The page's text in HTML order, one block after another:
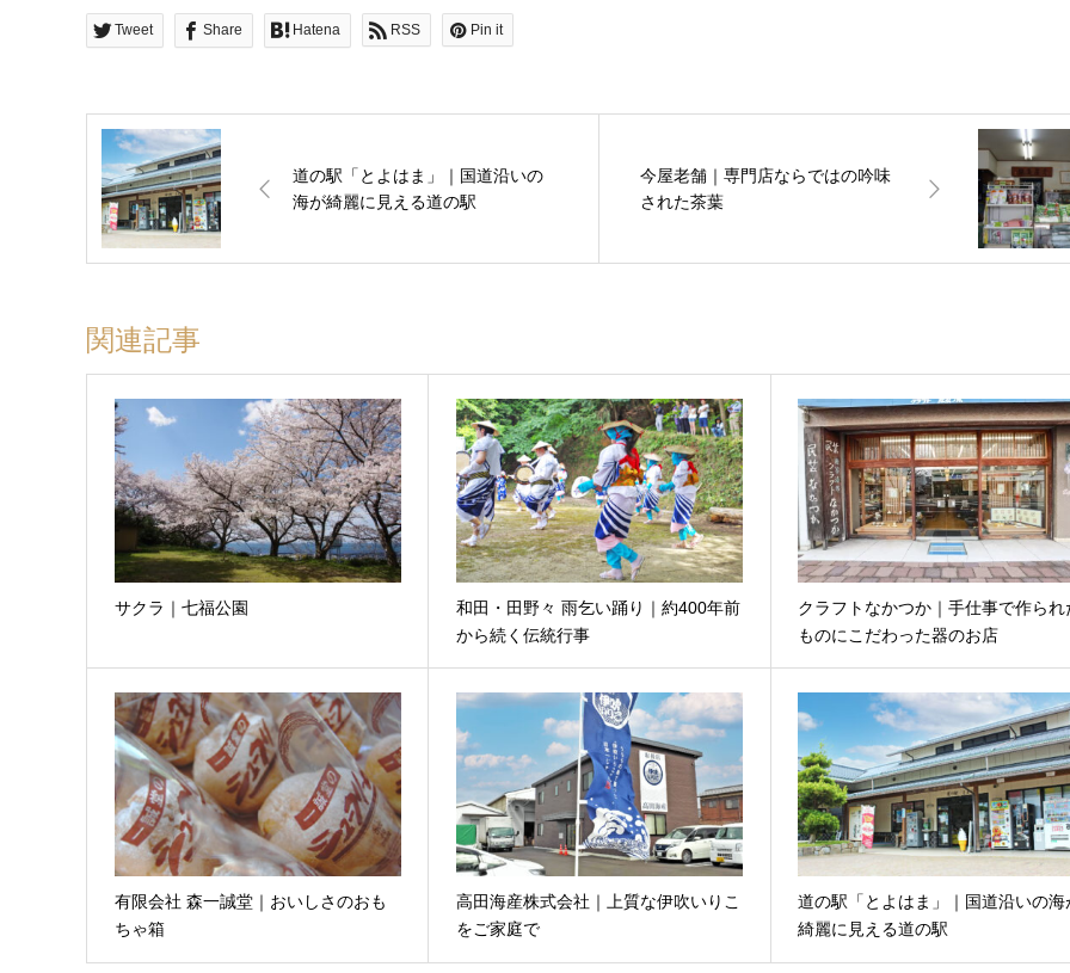
Tweet Share Hatena RSS Pin it
道の駅「とよはま」｜国道沿いの
海が綺麗に見える道の駅
今屋老舗｜専門店ならではの吟味
された茶葉
関連記事
サクラ｜七福公園
和田・田野々 雨乞い踊り｜約400年前
から続く伝統行事
クラフトなかつか｜手仕事で作られ
ものにこだわった器のお店
有限会社 森一誠堂｜おいしさのおも
ちゃ箱
高田海産株式会社｜上質な伊吹いりこ
をご家庭で
道の駅「とよはま」｜国道沿いの海
綺麗に見える道の駅